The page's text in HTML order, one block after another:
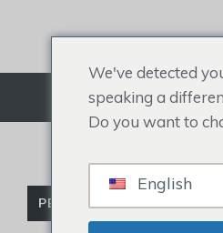
Cardápio
PERUCA DE CELEBRIDADE
We've detected
speaking a
Do you want to
English